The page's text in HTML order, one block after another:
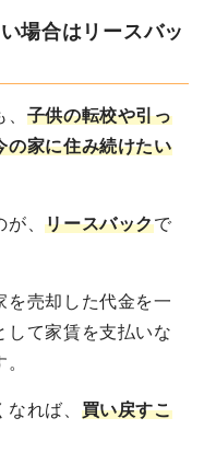
場合はリースバッ
子供の転校や引っ
の家に住み続けたい
が、リースバックで
を売却した代金を一
して家賃を支払いな
れば、 買い戻すこ